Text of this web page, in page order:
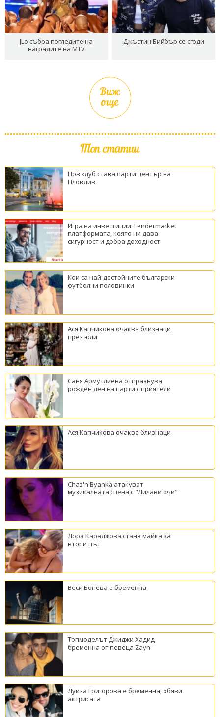
JLo събра погледите на
наградите на MTV
Джъстин Бийбър се сгоди
Виж
още
Топ статии
Нов клуб става парти център на
Пловдив
Игра на инвестиции: Lendermarket
платформата, която ни дава
сигурност и добра доходност
Кои са най-достойните български
футболни половинки
Ася Капчикова очаква близнаци
през юли
Саня Армутлиева отпразнува
рожден ден на парти с приятели
Ася Капчикова очаква близнаци
Chaz'n'Byanka атакуват
музикалната сцена с "Лилави очи"
Лора Караджова стана майка за
втори път
Веси Бонева е бременна
Топмоделът Джиджи Хадид
бременна от певеца Zayn
Луиза Григорова е бременна, обяви
актрисата